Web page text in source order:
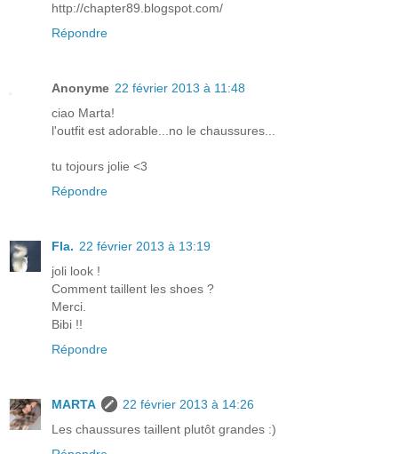
http://chapter89.blogspot.com/
Répondre
Anonyme 22 février 2013 à 11:48
ciao Marta!
l'outfit est adorable...no le chaussures...
tu tojours jolie <3
Répondre
Fla. 22 février 2013 à 13:19
joli look !
Comment taillent les shoes ?
Merci.
Bibi !!
Répondre
MARTA
22 février 2013 à 14:26
Les chaussures taillent plutôt grandes :)